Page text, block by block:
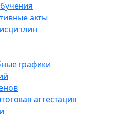
акты
графики
аттестация